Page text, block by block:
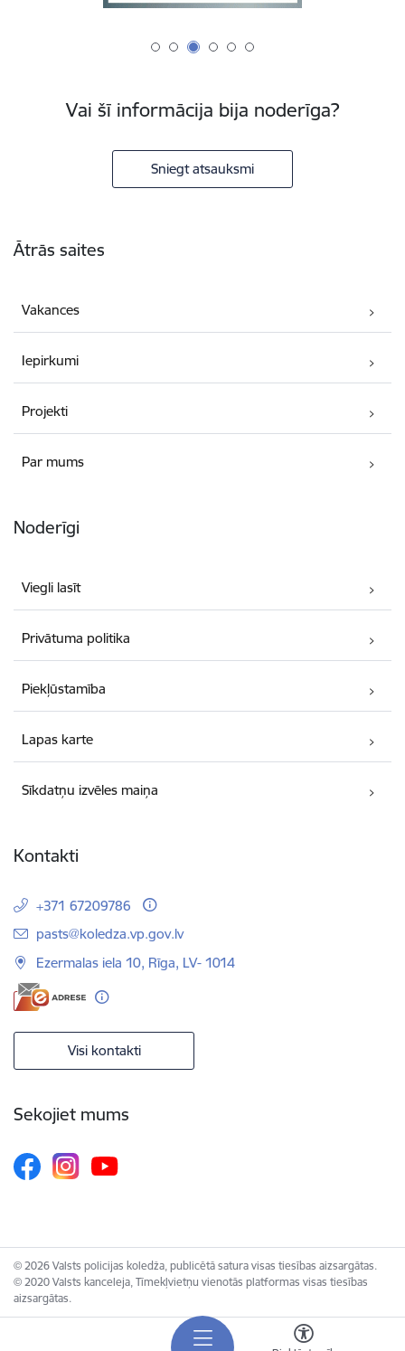
Vai šī informācija bija noderīga?
Sniegt atsauksmi
Ātrās saites
Vakances
Iepirkumi
Projekti
Par mums
Noderīgi
Viegli lasīt
Privātuma politika
Piekļūstamība
Lapas karte
Sīkdatņu izvēles maiņa
Kontakti
+371 67209786
E-pasts:
pasts@koledza.vp.gov.lv
Ezermalas iela 10, Rīga, LV- 1014
Visi kontakti
Sekojiet mums
© 2026 Valsts policijas koledža, publicētā satura visas tiesības aizsargātas.
© 2020 Valsts kanceleja, Tīmekļvietņu vienotās platformas visas tiesības
aizsargātas.